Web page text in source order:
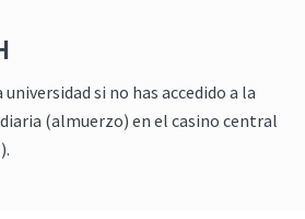
si no has accedido a la
(almuerzo) en el casino central